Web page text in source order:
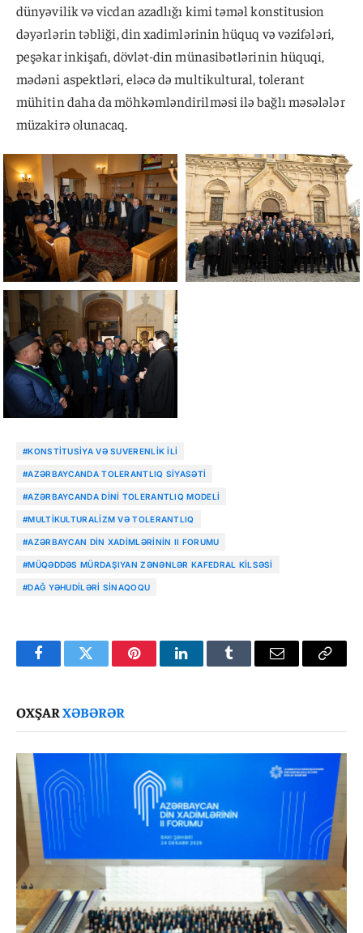
dünyəvilik və vicdan azadlığı kimi təməl konstitusion
dəyərlərin təbliği, din xadimlərinin hüquq və vəzifələri,
peşəkar inkişafı, dövlət-din münasibətlərinin hüquqi,
mədəni aspektləri, eləcə də multikultural, tolerant
mühitin daha da möhkəmləndirilməsi ilə bağlı məsələlər
müzakirə olunacaq.
#KONSTITUSIYA VƏ SUVERENLIK İLI
#AZƏRBAYCANDA TOLERANTLIQ SIYASƏTI
#AZƏRBAYCANDA DINI TOLERANTLIQ MODELI
#MULTIKULTURALIZM VƏ TOLERANTLIQ
#AZƏRBAYCAN DIN XADIMLƏRININ II FORUMU
#MÜQƏDDƏS MÜRDAŞIYAN ZƏNƏNLƏR KAFEDRAL KILSƏSI
#DAĞ YƏHUDILƏRI SINAQOQU
FacebookTwitter PinterestLinkedInTumblr Email
Copy
OXŞARXƏBƏRƏR